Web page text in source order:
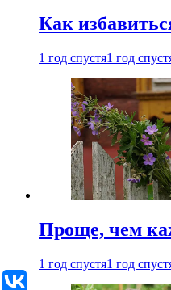
Как
1 год спустя1 год
Проще, чем
1 год спустя1 год